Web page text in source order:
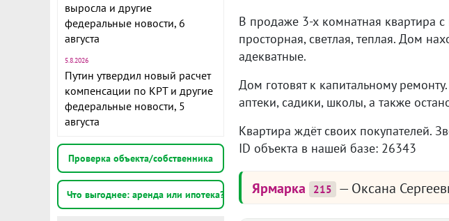
выросла и другие
федеральные новости, 6
августа
5.8.2026
Путин утвердил новый расчет
компенсации по КРТ и другие
федеральные новости, 5
августа
Проверка объекта/собственника
Что выгоднее: аренда или ипотека?
В продаже 3-х комнатная квартира
просторная, светлая, теплая. Дом
адекватные.
Дом готовят к капитальному
аптеки, садики, школы, а также
Квартира ждёт своих покупателей.
ID объекта в нашей базе: 26343
Ярмарка 215 — Оксана